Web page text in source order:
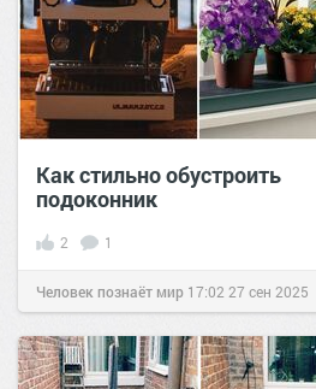
Как стильно обустроить
подоконник
2 1
Человек познаёт мир 17:02 27 сен 2025